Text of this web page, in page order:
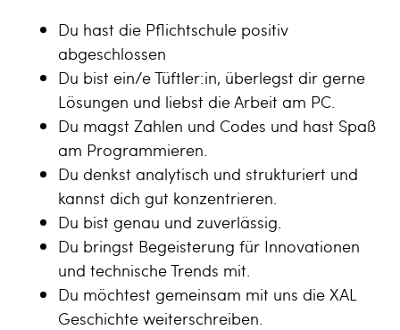
Du hast die Pflichtschule positiv
abgeschlossen
Du bist ein/e Tüftler:in, überlegst dir gerne
Lösungen und liebst die Arbeit am PC.
Du magst Zahlen und Codes und hast Spaß
am Programmieren.
Du denkst analytisch und strukturiert und
kannst dich gut konzentrieren.
Du bist genau und zuverlässig.
Du bringst Begeisterung für Innovationen
und technische Trends mit.
Du möchtest gemeinsam mit uns die XAL
Geschichte weiterschreiben.